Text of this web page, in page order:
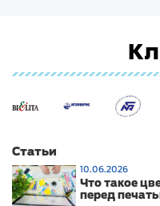
Статьи
10.06.2026
Что такое
перед